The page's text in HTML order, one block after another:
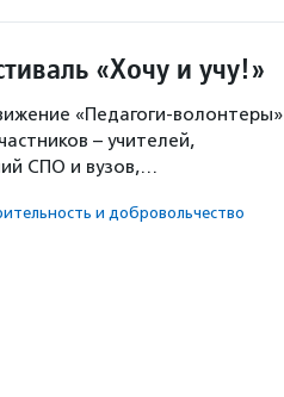
«Хочу и учу!»
«Педагоги-волонтеры»
– учителей,
СПО и вузов,…
и доброволь­чест­во